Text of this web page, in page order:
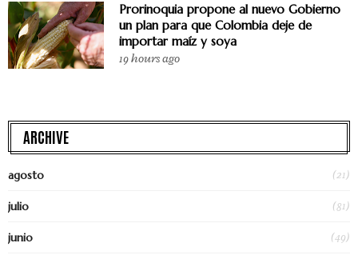
Prorinoquia propone al nuevo Gobierno
un plan para que Colombia deje de
importar maíz y soya
19 hours ago
ARCHIVE
agosto (21)
julio (81)
junio (49)